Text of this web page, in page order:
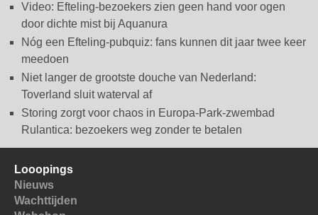
Video: Efteling-bezoekers zien geen hand voor ogen
door dichte mist bij Aquanura
Nóg een Efteling-pubquiz: fans kunnen dit jaar twee keer
meedoen
Niet langer de grootste douche van Nederland:
Toverland sluit waterval af
Storing zorgt voor chaos in Europa-Park-zwembad
Rulantica: bezoekers weg zonder te betalen
Looopings
Nieuws
Wachttijden